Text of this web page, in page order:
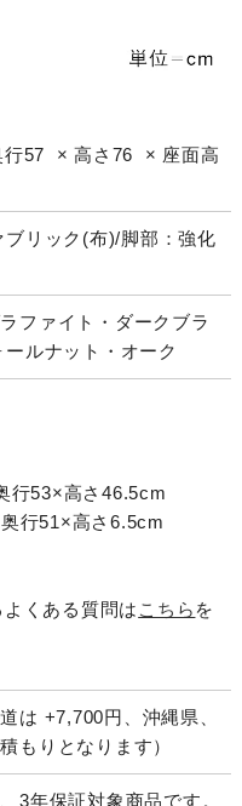
57 × 高さ76 × 座面高
ブリック(布)/脚部：強化
ファイト・ダークブラ
ルナット・オーク
行53×高さ46.5cm
行51×高さ6.5cm
くある質問は こちら を
は +7,700円、沖縄県、
もりとなります）
3年保証対象商品です。